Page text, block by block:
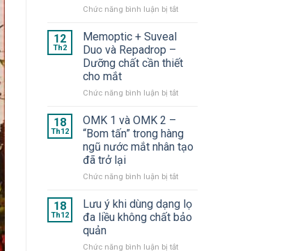
Chức năng bình luận bị tắtở
ấn
của
2025
Drop
–
mắt
tạo
dạng
tép
nghễ”
12
Th2
Memoptic + Suveal
Duo và Repadrop –
Dưỡng chất cần thiết
cho mắt
Chức năng bình luận bị tắtở
Duo
và
–
chất
cần
thiết
mắt
18
Th12
OMK 1 và OMK 2 –
“Bom tấn” trong hàng
ngũ nước mắt nhân tạo
đã trở lại
Chức năng bình luận bị tắtở
1
và
OMK
–
18
Th12
Lưu ý khi dùng dạng lọ
đa liều không chất bảo
quản
Chức năng bình luận bị tắtở